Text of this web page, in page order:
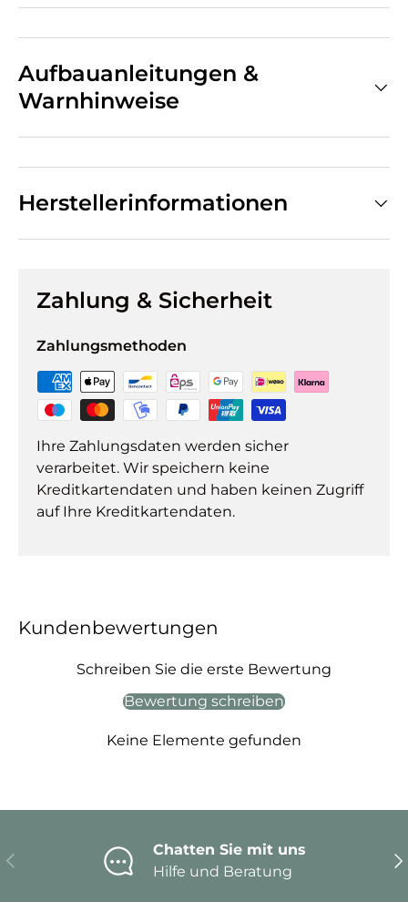
Aufbauanleitungen &
Warnhinweise
Herstellerinformationen
Zahlung & Sicherheit
Zahlungsmethoden
Ihre Zahlungsdaten werden sicher
verarbeitet. Wir speichern keine
Kreditkartendaten und haben keinen Zugriff
auf Ihre Kreditkartendaten.
Kundenbewertungen
Schreiben Sie die erste Bewertung
Bewertung schreiben
Keine Elemente gefunden
Vorherige
Chatten Sie mit uns
Hilfe und Beratung